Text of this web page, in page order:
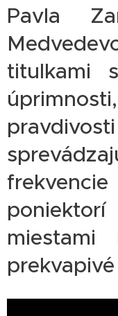
Pavla
titulkami
prekvapivé